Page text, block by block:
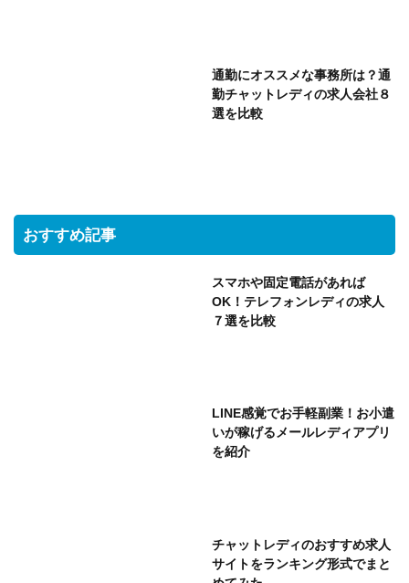
通勤にオススメな事務所は？通
勤チャットレディの求人会社８
選を比較
おすすめ記事
スマホや固定電話があれば
OK！テレフォンレディの求人
７選を比較
LINE感覚でお手軽副業！お小遣
いが稼げるメールレディアプリ
を紹介
チャットレディのおすすめ求人
サイトをランキング形式でまと